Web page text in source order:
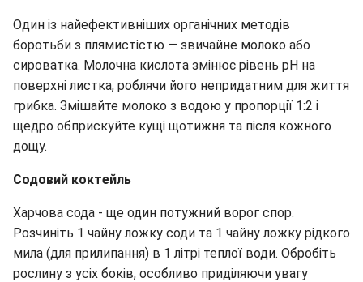
Один із найефективніших органічних методів
боротьби з плямистістю — звичайне молоко або
сироватка. Молочна кислота змінює рівень pH на
поверхні листка, роблячи його непридатним для життя
грибка. Змішайте молоко з водою у пропорції 1:2 і
щедро обприскуйте кущі щотижня та після кожного
дощу.
Содовий коктейль
Харчова сода - ще один потужний ворог спор.
Розчиніть 1 чайну ложку соди та 1 чайну ложку рідкого
мила (для прилипання) в 1 літрі теплої води. Обробіть
рослину з усіх боків, особливо приділяючи увагу